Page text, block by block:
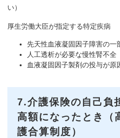
い）
厚生労働大臣が指定する特定疾病
先天性血液凝固因子障害の一
人工透析が必要な慢性腎不全
血液凝固因子製剤の投与が原
7.介護保険の自己負
高額になったとき（
護合算制度）